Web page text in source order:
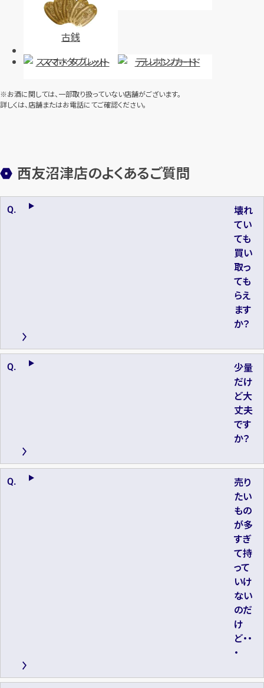
古銭
スマホ・タブレット
テレホンカード
※お酒に関しては、一部取り扱っていない店舗がございます。
詳しくは、店舗またはお電話にてご確認ください。
西友沼津店のよくあるご質問
壊れ
てい
ても
買い
取っ
ても
らえ
ます
か？
少量
だけ
ど大
丈夫
です
か？
売り
たい
もの
が多
すぎ
て持
って
いけ
ない
のだ
け
ど・・
・